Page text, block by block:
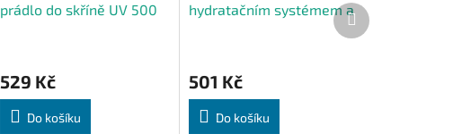
prádlo do skříně UV 500
529 Kč
Do košíku
hydratačním systémem a
3l vakem na vodu Survival
501 Kč
Do košíku
Další
produkt